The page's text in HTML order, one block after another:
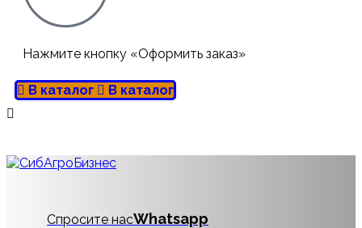
Нажмите кнопку «Оформить заказ»
В каталог В каталог
Спросите насWhatsapp